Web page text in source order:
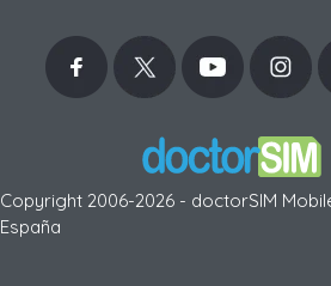
Copyright 2006-2026 - doctorSIM
España